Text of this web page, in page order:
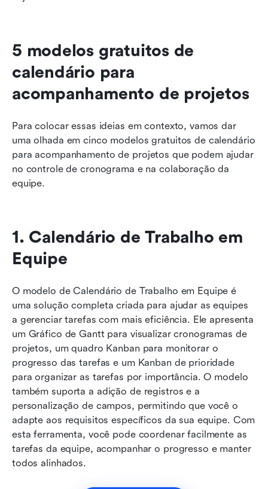
5 modelos gratuitos de
calendário para
acompanhamento de projetos
Para colocar essas ideias em contexto, vamos dar
uma olhada em cinco modelos gratuitos de calendário
para acompanhamento de projetos que podem ajudar
no controle de cronograma e na colaboração da
equipe.
1. Calendário de Trabalho em
Equipe
O modelo de Calendário de Trabalho em Equipe é
uma solução completa criada para ajudar as equipes
a gerenciar tarefas com mais eficiência. Ele apresenta
um Gráfico de Gantt para visualizar cronogramas de
projetos, um quadro Kanban para monitorar o
progresso das tarefas e um Kanban de prioridade
para organizar as tarefas por importância. O modelo
também suporta a adição de registros e a
personalização de campos, permitindo que você o
adapte aos requisitos específicos da sua equipe. Com
esta ferramenta, você pode coordenar facilmente as
tarefas da equipe, acompanhar o progresso e manter
todos alinhados.